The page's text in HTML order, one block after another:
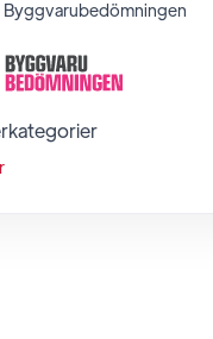
Byggvarubedömningen